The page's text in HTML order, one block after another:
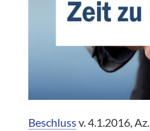
Beschlussv. 4.1.2016, Az.